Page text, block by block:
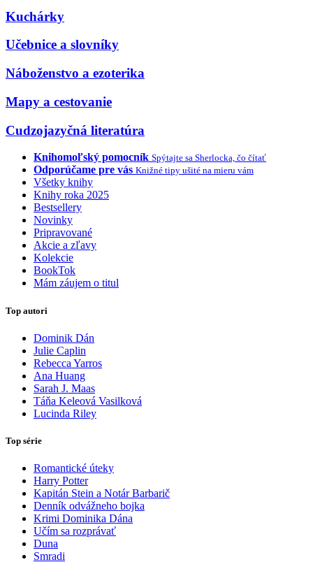
Kuchárky
Učebnice a slovníky
Náboženstvo a ezoterika
Mapy a cestovanie
Cudzojazyčná literatúra
Knihomoľský pomocník Spýtajte sa Sherlocka, čo čítať
Odporúčame pre vás Knižné tipy ušité na mieru vám
Všetky knihy
Knihy roka 2025
Bestsellery
Novinky
Pripravované
Akcie a zľavy
Kolekcie
BookTok
Mám záujem o titul
Top autori
Dominik Dán
Julie Caplin
Rebecca Yarros
Ana Huang
Sarah J. Maas
Táňa Keleová Vasilková
Lucinda Riley
Top série
Romantické úteky
Harry Potter
Kapitán Stein a Notár Barbarič
Denník odvážneho bojka
Krimi Dominika Dána
Učím sa rozprávať
Duna
Smradi